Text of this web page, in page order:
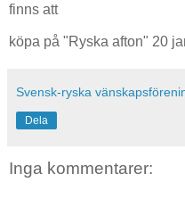
finns att
köpa på "Ryska afton" 20
Svensk-ryska
Dela
Inga kommentarer: